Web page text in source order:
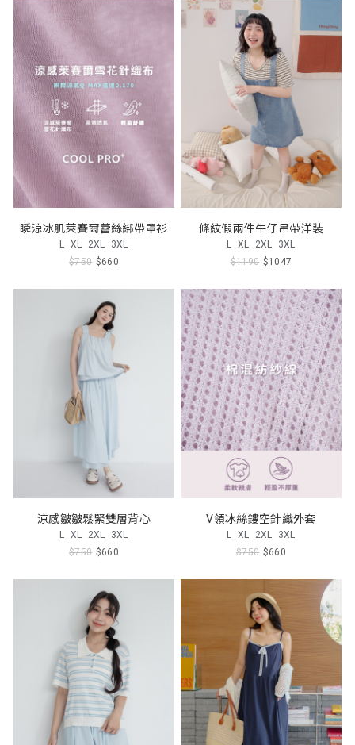
瞬涼冰肌萊賽爾蕾絲綁帶罩衫
L XL 2XL 3XL
$750 $660
條紋假兩件牛仔吊帶洋裝
L XL 2XL 3XL
$1190 $1047
涼感皺皺鬆緊雙層背心
L XL 2XL 3XL
$750 $660
V領冰絲鏤空針織外套
L XL 2XL 3XL
$750 $660